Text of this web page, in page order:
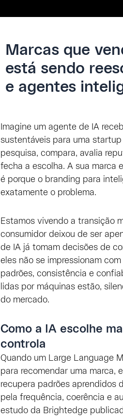
Marcas que
está sendo
e agentes
Imagine um agente de IA
sustentáveis para uma
pesquisa, compara, avalia
fecha a escolha. A sua marca
é porque o branding para
exatamente o problema.
Estamos vivendo a transição
consumidor deixou de ser
de IA já tomam decisões de
eles não se impressionam
padrões, consistência e
lidas por máquinas estão,
do mercado.
Como a IA escolhe
controla
Quando um Large Language
para recomendar uma marca,
recupera padrões aprendidos
pela frequência, coerência e
estudo da Brightedge